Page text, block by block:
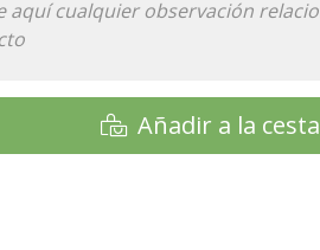
Añadir a la cesta